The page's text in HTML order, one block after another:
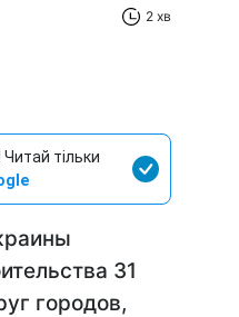
2 хв
тільки
31
городов,